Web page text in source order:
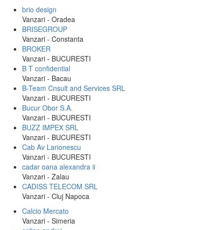
brio design
Vanzari - Oradea
BRISEGROUP
Vanzari - Constanta
BROKER
Vanzari - BUCURESTI
B T confidential
Vanzari - Bacau
B-Team Cnsult and Services SRL
Vanzari - BUCURESTI
Bucur Obor S.A.
Vanzari - BUCURESTI
BUZZ IMPEX SRL
Vanzari - BUCURESTI
Cab Av Larionescu
Vanzari - BUCURESTI
cadar oana alexandra ii
Vanzari - Zalau
CADISS TELECOM SRL
Vanzari - Cluj Napoca
Calcio Mercato
Vanzari - Simeria